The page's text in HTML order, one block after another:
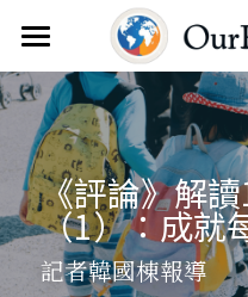
首頁
新聞雲
分類
焦點新聞
關於
《評論》解
（1）：成就
記者韓國棟報導